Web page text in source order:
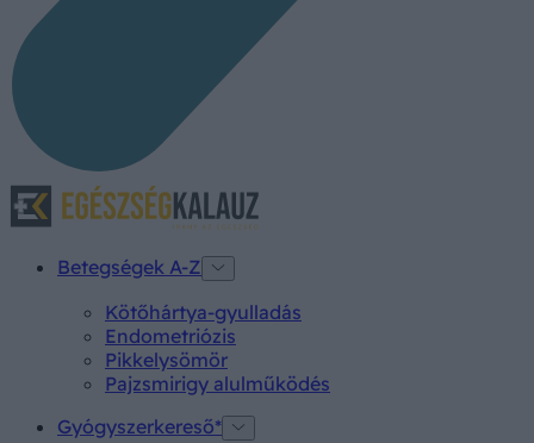
Betegségek A-Z
Kötőhártya-gyulladás
Endometriózis
Pikkelysömör
Pajzsmirigy alulműködés
Gyógyszerkereső*